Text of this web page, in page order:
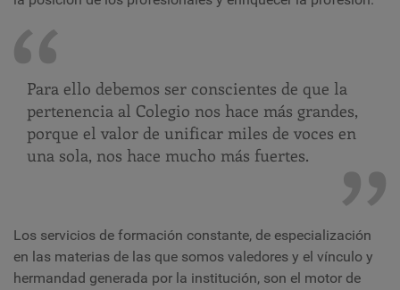
Para ello debemos ser conscientes de que la
pertenencia al Colegio nos hace más grandes,
porque el valor de unificar miles de voces en
una sola, nos hace mucho más fuertes.
Los servicios de formación constante, de especialización
en las materias de las que somos valedores y el vínculo y
hermandad generada por la institución, son el motor de